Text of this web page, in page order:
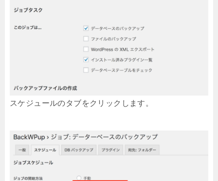
スケジュールのタブをクリックします。